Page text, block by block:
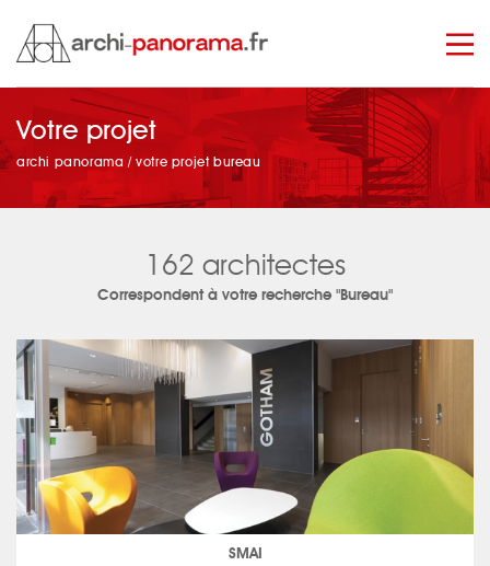
manage_search
Votre projet
archi panorama /votre projet bureau
162 architectes
Correspondent à votre recherche "Bureau"
SMAI